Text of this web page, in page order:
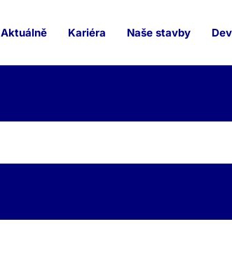
Aktuálně Kariéra Naše stavby